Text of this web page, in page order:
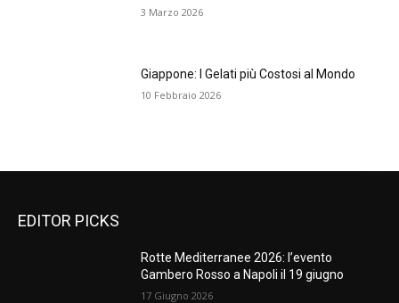
3 Marzo 2026
Giappone: I Gelati più Costosi al Mondo
10 Febbraio 2026
EDITOR PICKS
Rotte Mediterranee 2026: l’evento
Gambero Rosso a Napoli il 19 giugno
17 Giugno 2026